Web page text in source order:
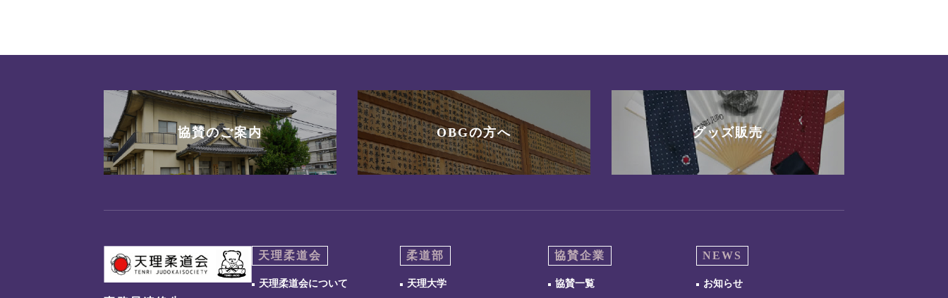
協賛のご案内 OBGの方へ グッズ販売
天理柔道会
天理柔道会について
柔道部
天理大学
協賛企業
協賛一覧
NEWS
お知らせ